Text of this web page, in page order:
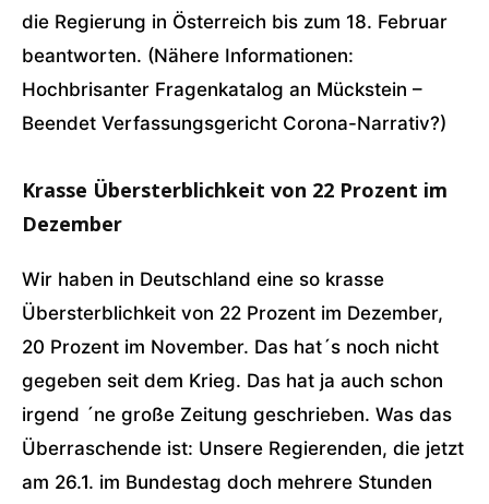
die Regierung in Österreich bis zum 18. Februar
beantworten. (Nähere Informationen:
Hochbrisanter Fragenkatalog an Mückstein –
Beendet Verfassungsgericht Corona-Narrativ?)
Krasse Übersterblichkeit von 22 Prozent im
Dezember
Wir haben in Deutschland eine so krasse
Übersterblichkeit von 22 Prozent im Dezember,
20 Prozent im November. Das hat´s noch nicht
gegeben seit dem Krieg. Das hat ja auch schon
irgend ´ne große Zeitung geschrieben. Was das
Überraschende ist: Unsere Regierenden, die jetzt
am 26.1. im Bundestag doch mehrere Stunden